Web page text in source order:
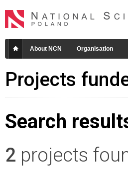
About NCN Organisation
Projects
Search
2 projects